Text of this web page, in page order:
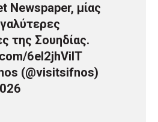
Newspaper, μίας
της Σουηδίας.
6el2jhViIT
(@visitsifnos)